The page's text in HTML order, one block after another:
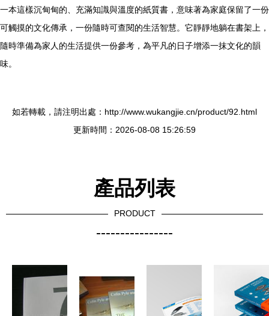
一本這樣沉甸甸的、充滿知識與溫度的紙質書，意味著為家庭保留了一份
可觸摸的文化傳承，一份隨時可查閱的生活智慧。它靜靜地躺在書架上，
隨時準備為家人的生活提供一份參考，為平凡的日子增添一抹文化的韻
味。
如若轉載，請注明出處：http://www.wukangjie.cn/product/92.html
更新時間：2026-08-08 15:26:59
產品列表
PRODUCT
----------------